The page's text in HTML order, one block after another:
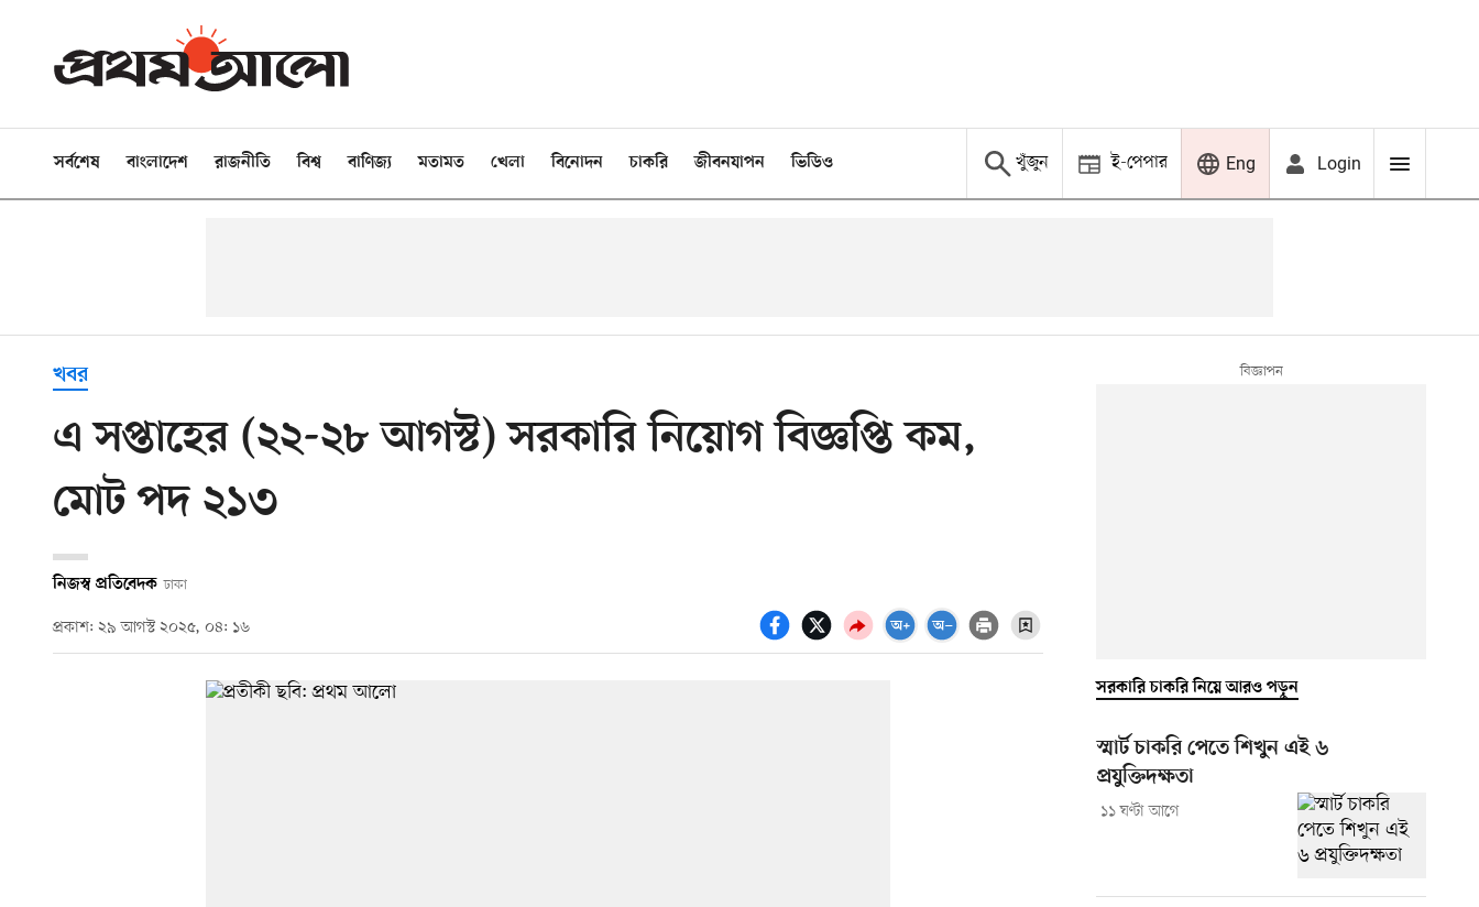
সর্বশেষ বাংলাদেশ রাজনীতি বিশ্ব বাণিজ্য মতামত খেলা বিনোদন চাকরি জীবনযাপন ভিডিও খুঁজুন ই-পেপার Eng Login
খবর
এ সপ্তাহের (২২-২৮ আগস্ট) সরকারি নিয়োগ বিজ্ঞপ্তি কম,
মোট পদ ২১৩
নিজস্ব প্রতিবেদক ঢাকা
প্রকাশ: ২৯ আগস্ট ২০২৫, ০৪: ১৬
সরকারি চাকরি নিয়ে আরও পড়ুন
স্মার্ট চাকরি পেতে শিখুন এই ৬
প্রযুক্তিদক্ষতা
১১ ঘণ্টা আগে